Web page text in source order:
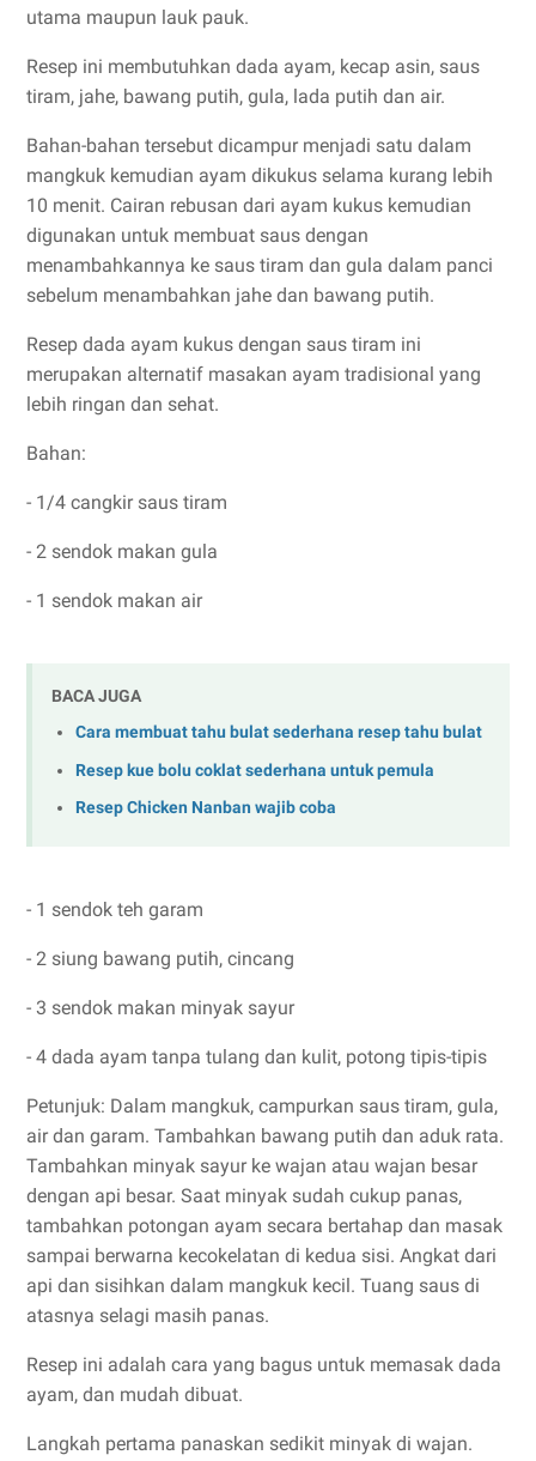
utama maupun lauk pauk.
Resep ini membutuhkan dada ayam, kecap asin, saus
tiram, jahe, bawang putih, gula, lada putih dan air.
Bahan-bahan tersebut dicampur menjadi satu dalam
mangkuk kemudian ayam dikukus selama kurang lebih
10 menit. Cairan rebusan dari ayam kukus kemudian
digunakan untuk membuat saus dengan
menambahkannya ke saus tiram dan gula dalam panci
sebelum menambahkan jahe dan bawang putih.
Resep dada ayam kukus dengan saus tiram ini
merupakan alternatif masakan ayam tradisional yang
lebih ringan dan sehat.
Bahan:
- 1/4 cangkir saus tiram
- 2 sendok makan gula
- 1 sendok makan air
BACA JUGA
Cara membuat tahu bulat sederhana resep tahu bulat
Resep kue bolu coklat sederhana untuk pemula
Resep Chicken Nanban wajib coba
- 1 sendok teh garam
- 2 siung bawang putih, cincang
- 3 sendok makan minyak sayur
- 4 dada ayam tanpa tulang dan kulit, potong tipis-tipis
Petunjuk: Dalam mangkuk, campurkan saus tiram, gula,
air dan garam. Tambahkan bawang putih dan aduk rata.
Tambahkan minyak sayur ke wajan atau wajan besar
dengan api besar. Saat minyak sudah cukup panas,
tambahkan potongan ayam secara bertahap dan masak
sampai berwarna kecokelatan di kedua sisi. Angkat dari
api dan sisihkan dalam mangkuk kecil. Tuang saus di
atasnya selagi masih panas.
Resep ini adalah cara yang bagus untuk memasak dada
ayam, dan mudah dibuat.
Langkah pertama panaskan sedikit minyak di wajan.